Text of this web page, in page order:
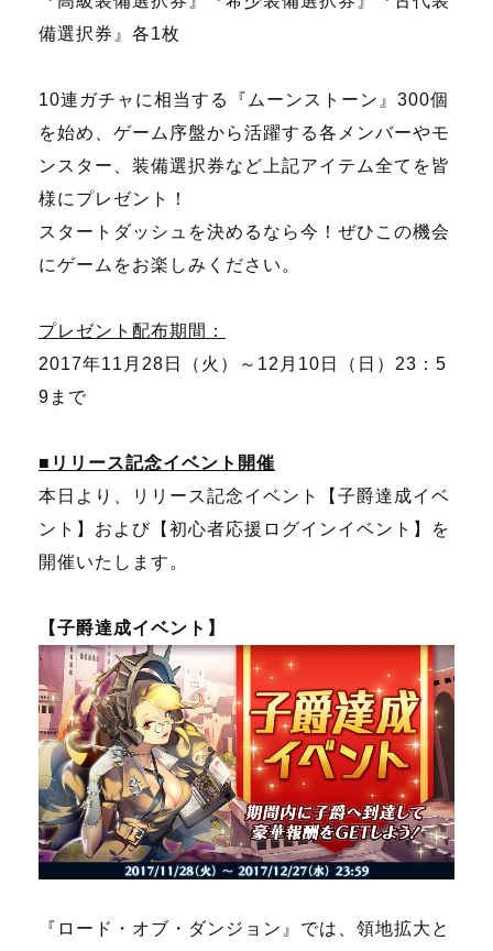
備選択券』各1枚
10連ガチャに相当する『ムーンストーン』300個
を始め、ゲーム序盤から活躍する各メンバーやモ
ンスター、装備選択券など上記アイテム全てを皆
様にプレゼント！
スタートダッシュを決めるなら今！ぜひこの機会
にゲームをお楽しみください。
プレゼント配布期間：
2017年11月28日（火）～12月10日（日）23：5
9まで
■リリース記念イベント開催
本日より、リリース記念イベント【子爵達成イベ
ント】および【初心者応援ログインイベント】を
開催いたします。
【子爵達成イベント】
『ロード・オブ・ダンジョン』では、領地拡大と